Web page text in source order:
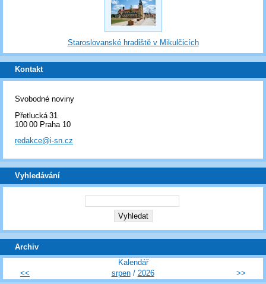
Staroslovanské hradiště v Mikulčicích
Kontakt
Svobodné noviny
Přetlucká 31
100 00 Praha 10
redakce@i-sn.cz
Vyhledávání
Archiv
Kalendář
<<
srpen/ 2026 >>